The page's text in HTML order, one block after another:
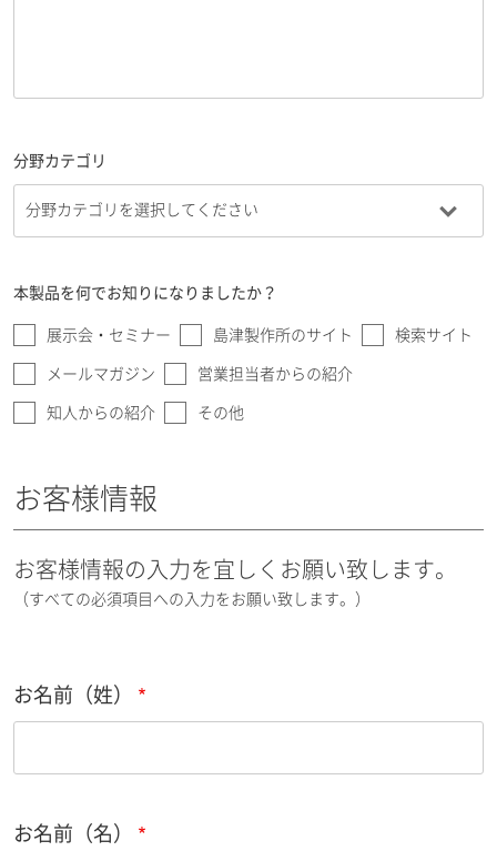
分野カテゴリ
本製品を何でお知りになりましたか？
展示会・セミナー 島津製作所のサイト 検索サイト
メールマガジン 営業担当者からの紹介
知人からの紹介 その他
お客様情報
お客様情報の入力を宜しくお願い致します。
（すべての必須項目への入力をお願い致します。）
お名前（姓）
お名前（名）